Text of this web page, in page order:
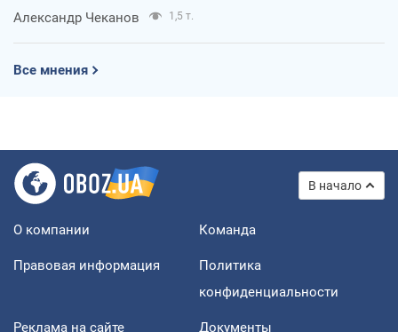
Александр Чеканов 1,5 т.
Все мнения
В начало
О компании Команда
Правовая информация
Политика
конфиденциальности
Реклама на сайте Документы